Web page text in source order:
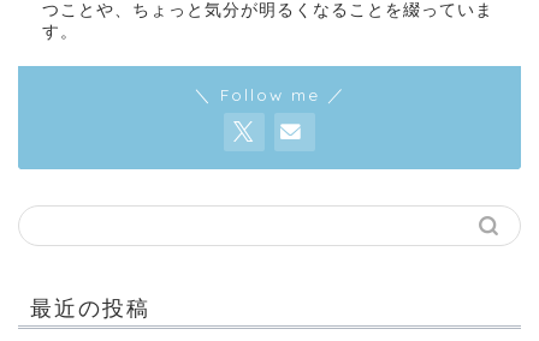
つことや、ちょっと気分が明るくなることを綴っていま
す。
＼ Follow me ／
最近の投稿